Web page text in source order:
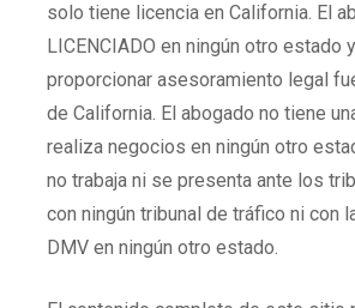
solo tiene licencia en California. El
LICENCIADO en ningún otro estado
proporcionar asesoramiento legal
de California. El abogado no tiene
realiza negocios en ningún otro
no trabaja ni se presenta ante los
con ningún tribunal de tráfico ni con
DMV en ningún otro estado.